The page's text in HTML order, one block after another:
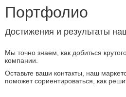
Портфолио
Достижения и результаты
Мы точно знаем, как добиться
компании.
Оставьте ваши контакты, наш
поможет сориентироваться, как